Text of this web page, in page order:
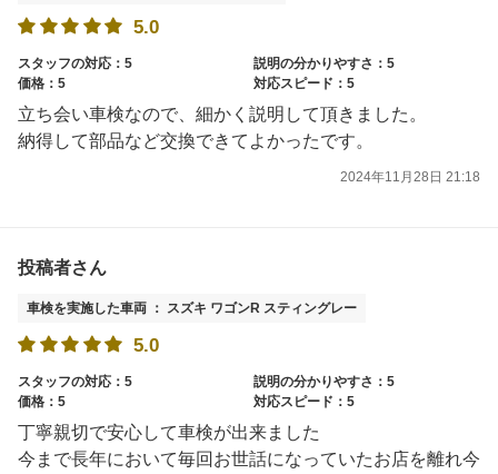
5.0
スタッフの対応：5
説明の分かりやすさ：5
価格：5
対応スピード：5
立ち会い車検なので、細かく説明して頂きました。
納得して部品など交換できてよかったです。
2024年11月28日 21:18
投稿者さん
車検を実施した車両 ： スズキ ワゴンR スティングレー
5.0
スタッフの対応：5
説明の分かりやすさ：5
価格：5
対応スピード：5
丁寧親切で安心して車検が出来ました
今まで長年において毎回お世話になっていたお店を離れ今